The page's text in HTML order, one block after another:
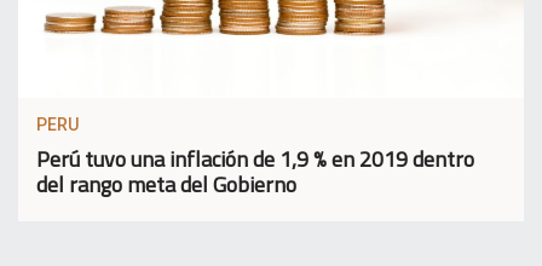
PERU
Perú tuvo una inflación de 1,9 % en 2019 dentro
del rango meta del Gobierno